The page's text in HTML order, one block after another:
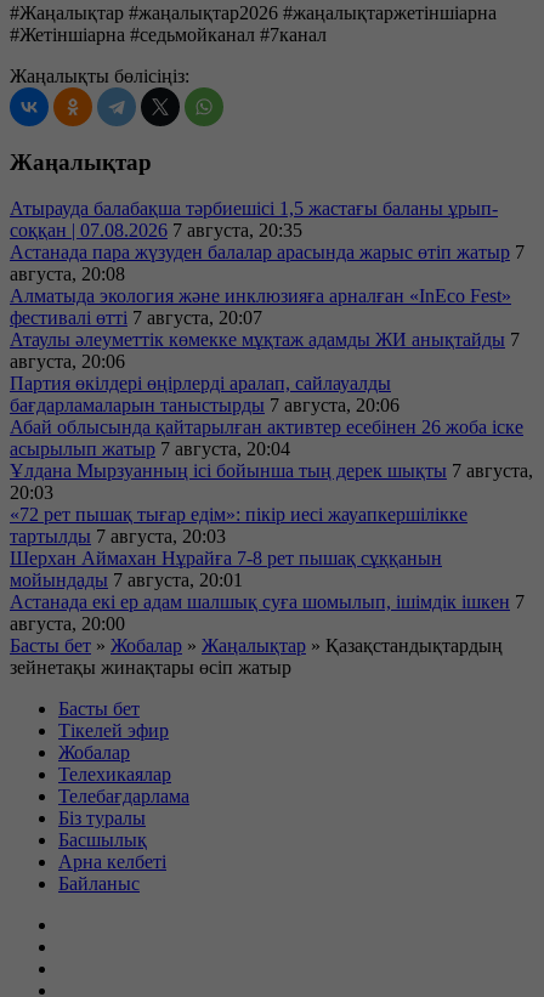
#Жаңалықтар #жаңалықтар2026 #жаңалықтаржетіншіарна
#Жетіншіарна #седьмойканал #7канал
Жаңалықты бөлісіңіз:
Жаңалықтар
Атырауда балабақша тәрбиешісі 1,5 жастағы баланы ұрып-
соққан | 07.08.2026 7 августа, 20:35
Астанада пара жүзуден балалар арасында жарыс өтіп жатыр 7
августа, 20:08
Алматыда экология және инклюзияға арналған «InEco Fest»
фестивалі өтті 7 августа, 20:07
Атаулы әлеуметтік көмекке мұқтаж адамды ЖИ анықтайды 7
августа, 20:06
Партия өкілдері өңірлерді аралап, сайлауалды
бағдарламаларын таныстырды 7 августа, 20:06
Абай облысында қайтарылған активтер есебінен 26 жоба іске
асырылып жатыр 7 августа, 20:04
Ұлдана Мырзуанның ісі бойынша тың дерек шықты 7 августа,
20:03
«72 рет пышақ тығар едім»: пікір иесі жауапкершілікке
тартылды 7 августа, 20:03
Шерхан Аймахан Нұрайға 7-8 рет пышақ сұққанын
мойындады 7 августа, 20:01
Астанада екі ер адам шалшық суға шомылып, ішімдік ішкен 7
августа, 20:00
Басты бет » Жобалар » Жаңалықтар » Қазақстандықтардың
зейнетақы жинақтары өсіп жатыр
Басты бет
Тікелей эфир
Жобалар
Телехикаялар
Телебағдарлама
Біз туралы
Басшылық
Арна келбеті
Байланыс